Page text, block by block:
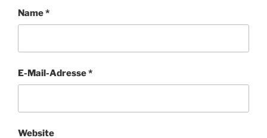
Name*
E-Mail-Adresse*
Website